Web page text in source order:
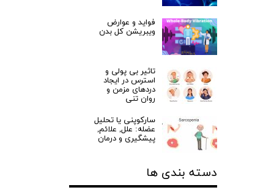
فواید و عوارض
ویبریشن کل بدن
تاثیر بی پولی و
استرس در ایجاد
دردهای مزمن و
روان تنی
سارکوپنی یا تحلیل
عضله: علل, علائم,
پیشگیری و درمان
دسته بندی ها